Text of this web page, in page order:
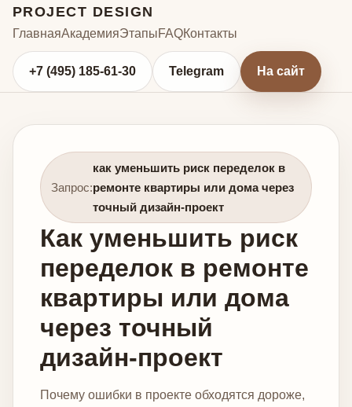
PROJECT DESIGN
ГлавнаяАкадемияЭтапыFAQКонтакты
+7 (495) 185-61-30 Telegram На сайт
Запрос:
как уменьшить риск переделок в
ремонте квартиры или дома через
точный дизайн-проект
Как уменьшить риск
переделок в ремонте
квартиры или дома
через точный
дизайн-проект
Почему ошибки в проекте обходятся дороже,